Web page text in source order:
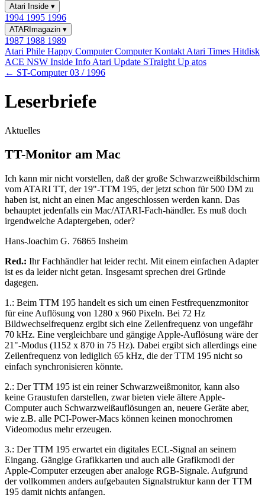
Atari Inside ▾
1994 1995 1996
ATARImagazin ▾
1987 1988 1989
Atari Phile Happy ComputerComputer Kontakt Atari Times Hitdisk
ACE NSW Inside Info Atari Update STraight Up atos
← ST-Computer 03 / 1996
Leserbriefe
Aktuelles
TT-Monitor am Mac
Ich kann mir nicht vorstellen, daß der große Schwarzweißbildschirm
vom ATARI TT, der 19"-TTM 195, der jetzt schon für 500 DM zu
haben ist, nicht an einen Mac angeschlossen werden kann. Das
behauptet jedenfalls ein Mac/ATARI-Fach-händler. Es muß doch
irgendwelche Adaptergeben, oder?
Hans-Joachim G. 76865 Insheim
Red.: Ihr Fachhändler hat leider recht. Mit einem einfachen Adapter
ist es da leider nicht getan. Insgesamt sprechen drei Gründe
dagegen.
1.: Beim TTM 195 handelt es sich um einen Festfrequenzmonitor
für eine Auflösung von 1280 x 960 Pixeln. Bei 72 Hz
Bildwechselfrequenz ergibt sich eine Zeilenfrequenz von ungefähr
70 kHz. Eine vergleichbare und gängige Apple-Auflösung wäre der
21"-Modus (1152 x 870 in 75 Hz). Dabei ergibt sich allerdings eine
Zeilenfrequenz von lediglich 65 kHz, die der TTM 195 nicht so
einfach synchronisieren könnte.
2.: Der TTM 195 ist ein reiner Schwarzweißmonitor, kann also
keine Graustufen darstellen, zwar bieten viele ältere Apple-
Computer auch Schwarzweißauflösungen an, neuere Geräte aber,
wie z.B. alle PCI-Power-Macs können keinen monochromen
Videomodus mehr erzeugen.
3.: Der TTM 195 erwartet ein digitales ECL-Signal an seinem
Eingang. Gängige Grafikkarten und auch alle Grafikmodi der
Apple-Computer erzeugen aber analoge RGB-Signale. Aufgrund
der vollkommen anders aufgebauten Signalstruktur kann der TTM
195 damit nichts anfangen.